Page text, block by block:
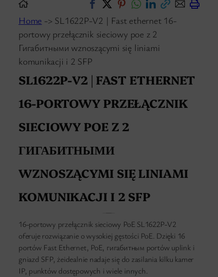
Home -> SL1622P-V2 | Fast ethernet 16-
portowy przełącznik sieciowy poe z 2
Гигабитными wznoszącymi się liniami
komunikacji i 2 SFP
SL1622P-V2 | FAST ETHERNET
16-PORTOWY PRZEŁĄCZNIK
SIECIOWY POE Z 2
ГИГАБИТНЫМИ
WZNOSZĄCYMI SIĘ LINIAMI
KOMUNIKACJI I 2 SFP
16-portowy przełącznik sieciowy PoE SL1622P-V2
oferuje rozwiązanie o wysokiej gęstości PoE. Dzięki 16
portów Fast Ethernet, PoE, гигабитным portów uplink i
gniazd SFP, żeidealnie nadaje się do zasilania kilku kamer
IP, punktów dostępowych i wiele innych.